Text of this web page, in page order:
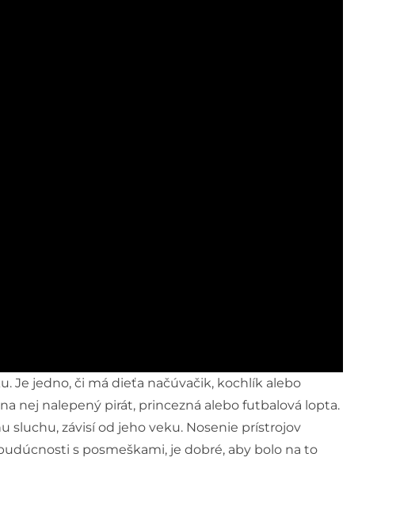
Je jedno, či má dieťa načúvačik, kochlík alebo
nej nalepený pirát, princezná alebo futbalová lopta.
sluchu, závisí od jeho veku. Nosenie prístrojov
s posmeškami, je dobré, aby bolo na to